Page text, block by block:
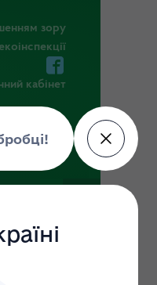
зору
кабінет